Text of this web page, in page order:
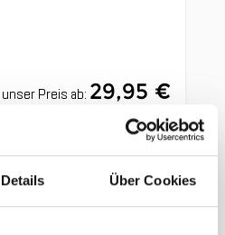
Details Über Cookies
unser Preis ab: 29,95 €